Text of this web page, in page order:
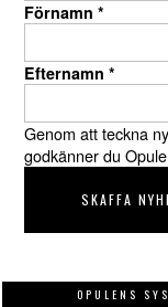
Förnamn *
Efternamn *
Genom att teckna
godkänner du
OPULENS